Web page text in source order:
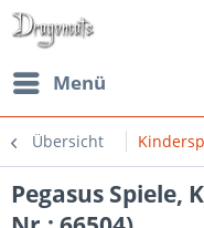
Menü
Übersicht
Pegasus Spiele,